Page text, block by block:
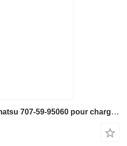
Vérin hydraulique Komatsu 707-59-95060 pour chargeuse sur pneus Komatsu WA500, WA500-3, WA480-6